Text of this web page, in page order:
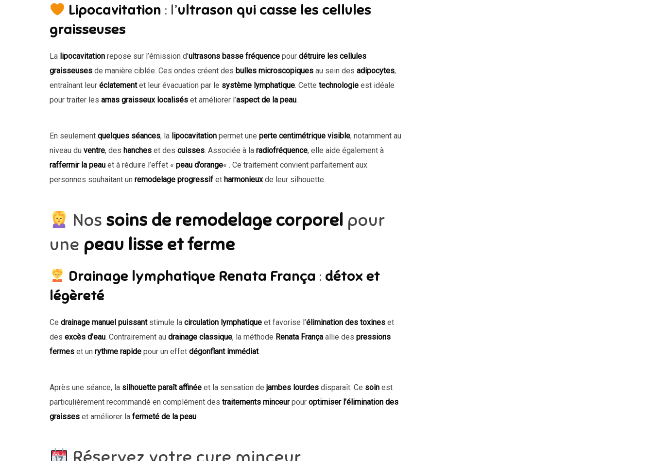
Lipocavitation : l’ultrason qui casse les cellules
graisseuses
La lipocavitation repose sur l’émission d’ultrasons basse fréquence pour détruire les cellules
graisseuses de manière ciblée. Ces ondes créent des bulles microscopiques au sein des adipocytes,
entraînant leur éclatementet leur évacuation par le système lymphatique. Cette technologie est idéale
pour traiter les amas graisseux localisés et améliorer l’aspect de la peau.
En seulement quelques séances, la lipocavitation permet une perte centimétrique visible, notamment au
niveau du ventre, des hanches et des cuisses. Associée à la radiofréquence, elle aide également à
raffermir la peau et à réduire l’effet « peau d’orange« . Ce traitement convient parfaitement aux
personnes souhaitant un remodelage progressif et harmonieuxde leur silhouette.
Nos soins de remodelage corporel pour
une peau lisse et ferme
Drainage lymphatique Renata França : détox et
légèreté
Ce drainage manuel puissantstimule la circulation lymphatique et favorise l’élimination des toxines et
des excès d’eau. Contrairement au drainage classique, la méthode Renata França allie des pressions
fermes et un rythme rapide pour un effet dégonflant immédiat.
Après une séance, la silhouette paraît affinée et la sensation de jambes lourdes disparaît. Ce soin est
particulièrement recommandé en complément des traitements minceurpour optimiser l’élimination des
graisses et améliorer la fermeté de la peau.